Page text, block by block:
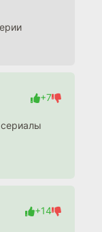
+7
+14